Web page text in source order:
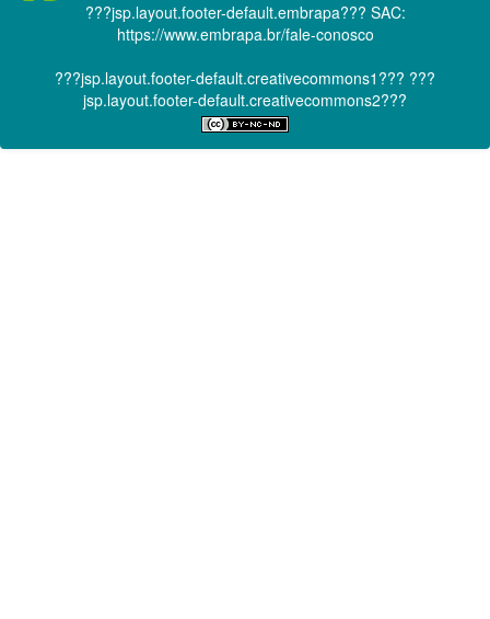
???jsp.layout.footer-default.embrapa??? SAC:
https://www.embrapa.br/fale-conosco
???jsp.layout.footer-default.creativecommons1??? ???
jsp.layout.footer-default.creativecommons2???